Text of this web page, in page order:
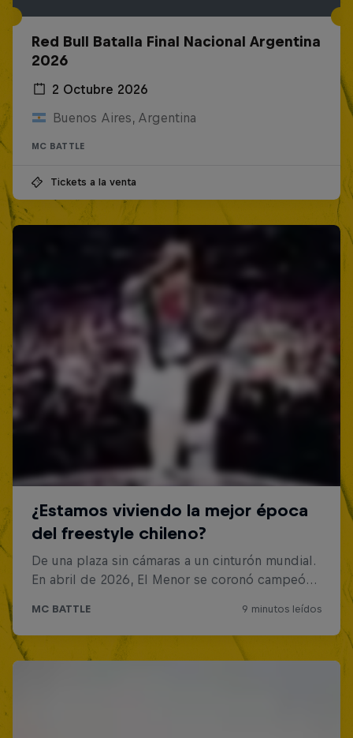
Red Bull Batalla Final Nacional Argentina
2026
2 Octubre 2026
Buenos Aires, Argentina
MC BATTLE
Tickets a la venta